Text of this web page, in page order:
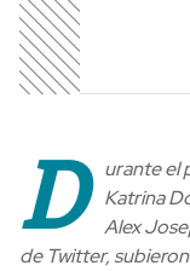
D
urante el
Katrina
Alex
de Twitter,